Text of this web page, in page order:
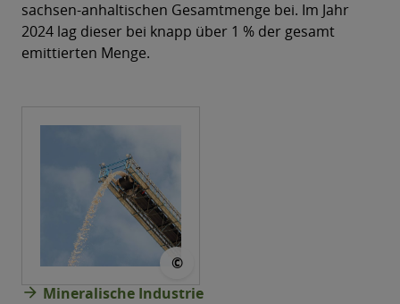
sachsen-anhaltischen Gesamtmenge bei. Im Jahr
2024 lag dieser bei knapp über 1 % der gesamt
emittierten Menge.
©
arrow_forward Mineralische Industrie